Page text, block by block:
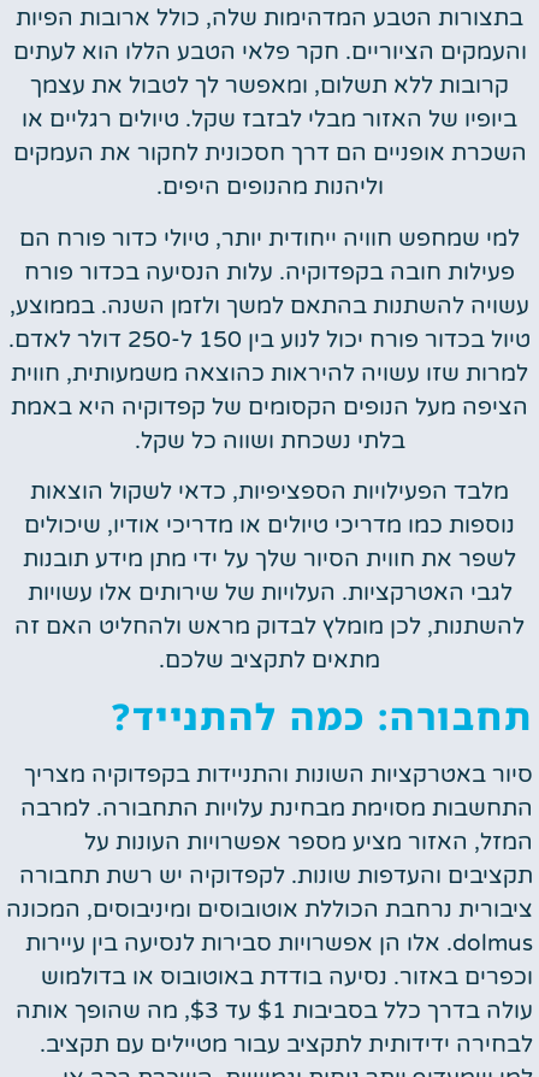
בתצורות הטבע המדהימות שלה, כולל ארובות הפיות
והעמקים הציוריים. חקר פלאי הטבע הללו הוא לעתים
קרובות ללא תשלום, ומאפשר לך לטבול את עצמך
ביופיו של האזור מבלי לבזבז שקל. טיולים רגליים או
השכרת אופניים הם דרך חסכונית לחקור את העמקים
וליהנות מהנופים היפים.
למי שמחפש חוויה ייחודית יותר, טיולי כדור פורח הם
פעילות חובה בקפדוקיה. עלות הנסיעה בכדור פורח
עשויה להשתנות בהתאם למשך ולזמן השנה. בממוצע,
טיול בכדור פורח יכול לנוע בין 150 ל-250 דולר לאדם.
למרות שזו עשויה להיראות כהוצאה משמעותית, חווית
הציפה מעל הנופים הקסומים של קפדוקיה היא באמת
בלתי נשכחת ושווה כל שקל.
מלבד הפעילויות הספציפיות, כדאי לשקול הוצאות
נוספות כמו מדריכי טיולים או מדריכי אודיו, שיכולים
לשפר את חווית הסיור שלך על ידי מתן מידע תובנות
לגבי האטרקציות. העלויות של שירותים אלו עשויות
להשתנות, לכן מומלץ לבדוק מראש ולהחליט האם זה
מתאים לתקציב שלכם.
תחבורה: כמה להתנייד?
סיור באטרקציות השונות והתניידות בקפדוקיה מצריך
התחשבות מסוימת מבחינת עלויות התחבורה. למרבה
המזל, האזור מציע מספר אפשרויות העונות על
תקציבים והעדפות שונות. לקפדוקיה יש רשת תחבורה
ציבורית נרחבת הכוללת אוטובוסים ומיניבוסים, המכונה
dolmus. אלו הן אפשרויות סבירות לנסיעה בין עיירות
וכפרים באזור. נסיעה בודדת באוטובוס או בדולמוש
עולה בדרך כלל בסביבות $1 עד $3, מה שהופך אותה
לבחירה ידידותית לתקציב עבור מטיילים עם תקציב.